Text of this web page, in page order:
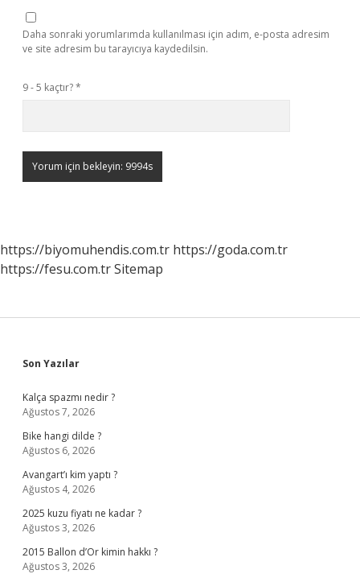
Daha sonraki yorumlarımda kullanılması için adım, e-posta adresim
ve site adresim bu tarayıcıya kaydedilsin.
9 - 5 kaçtır?*
https://biyomuhendis.com.tr https://goda.com.tr
https://fesu.com.trSitemap
Sidebar
Son Yazılar
Kalça spazmı nedir ?
Ağustos 7, 2026
Bike hangi dilde ?
Ağustos 6, 2026
Avangart’ı kim yaptı ?
Ağustos 4, 2026
2025 kuzu fiyatı ne kadar ?
Ağustos 3, 2026
2015 Ballon d’Or kimin hakkı ?
Ağustos 3, 2026